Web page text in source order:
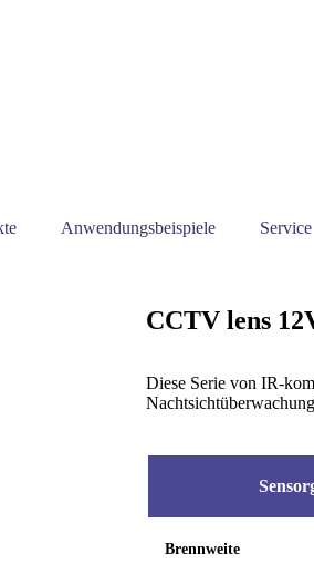
Anwendungsbeispiele Service
CCTV lens
Diese Serie von IR-
Brennweite